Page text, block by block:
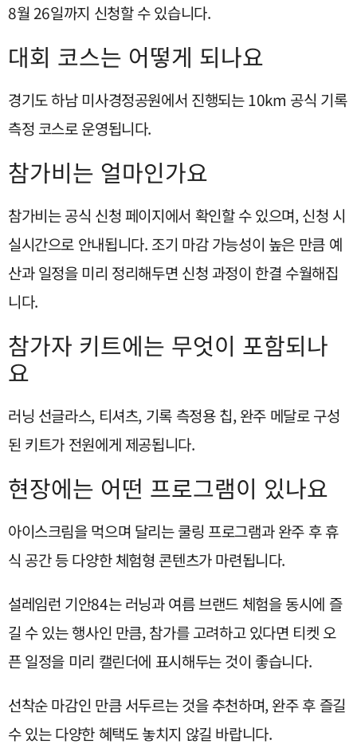
8월 26일까지 신청할 수 있습니다.
대회 코스는 어떻게 되나요
경기도 하남 미사경정공원에서 진행되는 10km 공식 기록
측정 코스로 운영됩니다.
참가비는 얼마인가요
참가비는 공식 신청 페이지에서 확인할 수 있으며, 신청 시
실시간으로 안내됩니다. 조기 마감 가능성이 높은 만큼 예
산과 일정을 미리 정리해두면 신청 과정이 한결 수월해집
니다.
참가자 키트에는 무엇이 포함되나
요
러닝 선글라스, 티셔츠, 기록 측정용 칩, 완주 메달로 구성
된 키트가 전원에게 제공됩니다.
현장에는 어떤 프로그램이 있나요
아이스크림을 먹으며 달리는 쿨링 프로그램과 완주 후 휴
식 공간 등 다양한 체험형 콘텐츠가 마련됩니다.
설레임런 기안84는 러닝과 여름 브랜드 체험을 동시에 즐
길 수 있는 행사인 만큼, 참가를 고려하고 있다면 티켓 오
픈 일정을 미리 캘린더에 표시해두는 것이 좋습니다.
선착순 마감인 만큼 서두르는 것을 추천하며, 완주 후 즐길
수 있는 다양한 혜택도 놓치지 않길 바랍니다.